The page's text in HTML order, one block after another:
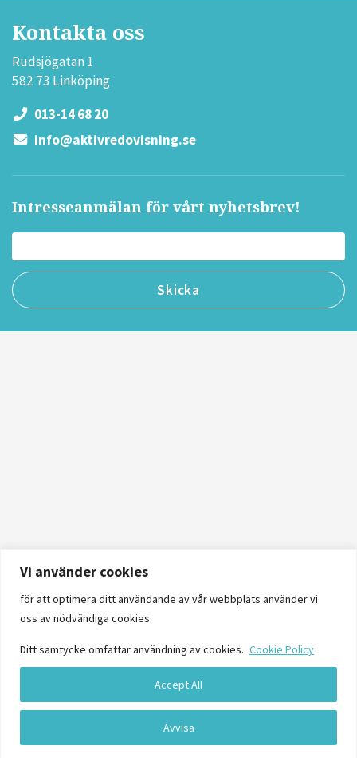
Vi använder cookies
för att optimera ditt användande av vår webbplats använder vi
oss av nödvändiga cookies.
Ditt samtycke omfattar användning av cookies. Cookie Policy
Avvisa
Accept All
Kontakta oss
Rudsjögatan 1
582 73 Linköping
013-14 68 20
info@aktivredovisning.se
Intresseanmälan för vårt nyhetsbrev!
Logga in